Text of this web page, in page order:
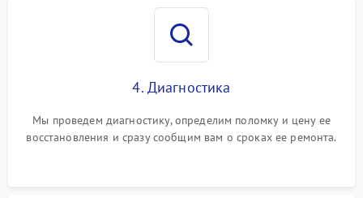
4. Диагностика
Мы проведем диагностику, определим поломку и цену ее
восстановления и сразу сообщим вам о сроках ее ремонта.